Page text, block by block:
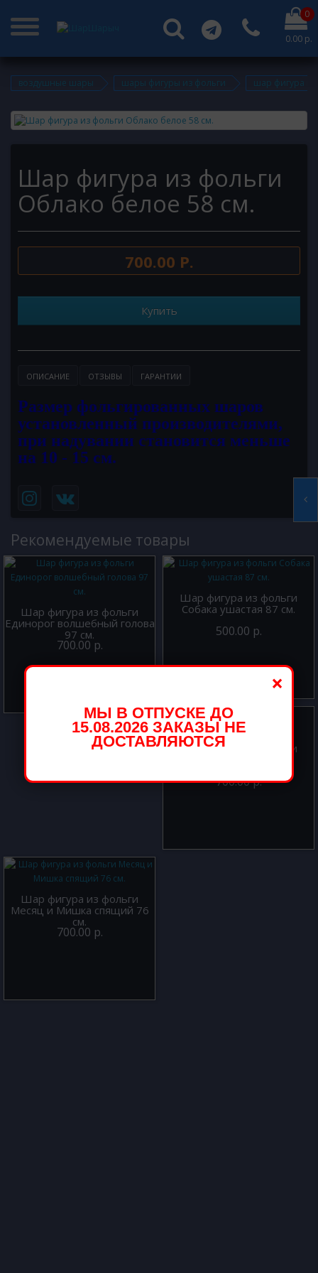
0
0.00 р.
воздушные шары шары фигуры из фольги шар фигура
Шар фигура из фольги
Облако белое 58 см.
700.00 Р.
Купить
ОПИСАНИЕ ОТЗЫВЫ ГАРАНТИИ
Размер фольгированных шаров
установленный производителями,
при надувании становится меньше
на 10 - 15 см.
Рекомендуемые товары
Шар фигура из фольги
Единорог волшебный голова
97 см.
700.00 р.
Шар фигура из фольги
Собака ушастая 87 см.
500.00 р.
Шар фигура из фольги
700.00 р.
Шар фигура из фольги
Месяц и Мишка спящий 76
см.
700.00 р.
×
МЫ В ОТПУСКЕ ДО
15.08.2026 ЗАКАЗЫ НЕ
ДОСТАВЛЯЮТСЯ